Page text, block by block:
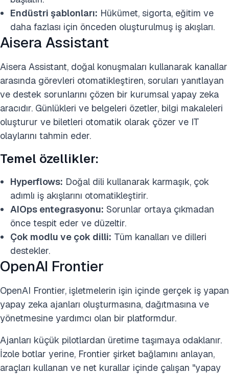
Endüstri şablonları: Hükümet, sigorta, eğitim ve
daha fazlası için önceden oluşturulmuş iş akışları.
Aisera Assistant
Aisera Assistant, doğal konuşmaları kullanarak kanallar
arasında görevleri otomatikleştiren, soruları yanıtlayan
ve destek sorunlarını çözen bir kurumsal yapay zeka
aracıdır. Günlükleri ve belgeleri özetler, bilgi makaleleri
oluşturur ve biletleri otomatik olarak çözer ve IT
olaylarını tahmin eder.
Temel özellikler:
Hyperflows: Doğal dili kullanarak karmaşık, çok
adımlı iş akışlarını otomatikleştirir.
AIOps entegrasyonu: Sorunlar ortaya çıkmadan
önce tespit eder ve düzeltir.
Çok modlu ve çok dilli: Tüm kanalları ve dilleri
destekler.
OpenAI Frontier
OpenAI Frontier, işletmelerin işin içinde gerçek iş yapan
yapay zeka ajanları oluşturmasına, dağıtmasına ve
yönetmesine yardımcı olan bir platformdur.
Ajanları küçük pilotlardan üretime taşımaya odaklanır.
İzole botlar yerine, Frontier şirket bağlamını anlayan,
araçları kullanan ve net kurallar içinde çalışan "yapay